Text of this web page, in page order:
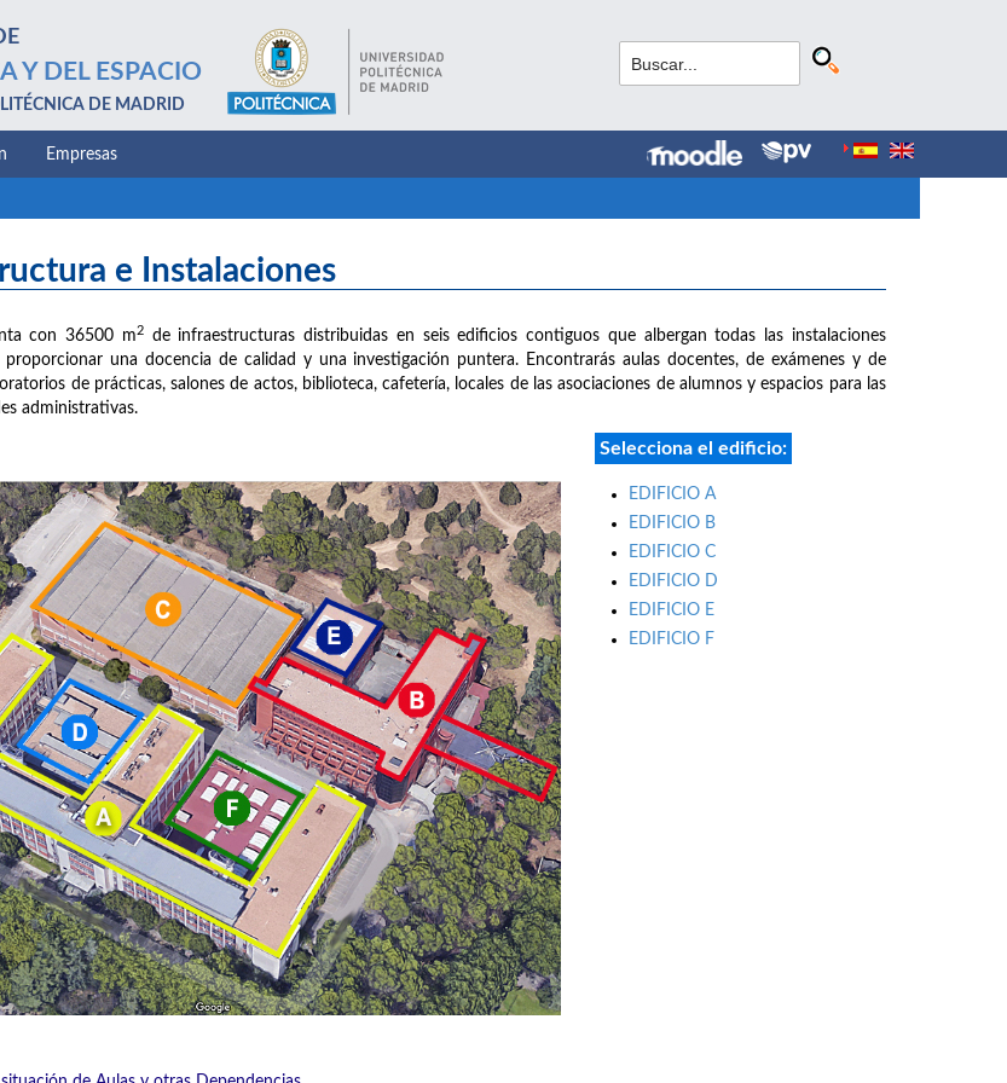
Y DEL ESPACIO
DE MADRID
Empresas
e Instalaciones
con 36500 m2de infraestructuras distribuidas en seis edificios contiguos que albergan todas las instalaciones
proporcionar una docencia de calidad y una investigación puntera. Encontrarás aulas docentes, de exámenes y de
de prácticas, salones de actos, biblioteca, cafetería, locales de las asociaciones de alumnos y espacios para las
administrativas.
Selecciona el edificio:
EDIFICIO A
EDIFICIO B
EDIFICIO C
EDIFICIO D
EDIFICIO E
EDIFICIO F